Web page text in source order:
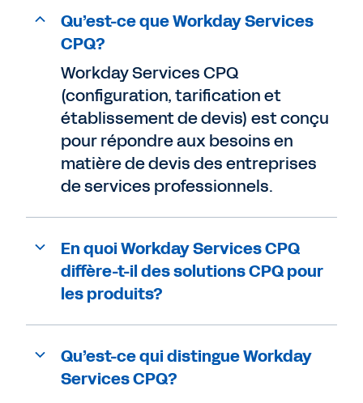
Qu’est-ce que Workday Services
CPQ?
Workday Services CPQ
(configuration, tarification et
établissement de devis) est conçu
pour répondre aux besoins en
matière de devis des entreprises
de services professionnels.
En quoi Workday Services CPQ
diffère-t-il des solutions CPQ pour
les produits?
Qu’est-ce qui distingue Workday
Services CPQ?